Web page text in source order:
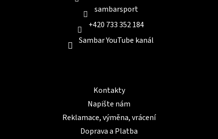
sambarsport
+420 733 352 184
Sambar YouTube kanál
Kontakty
Napište nám
Reklamace, výměna, vrácení
Doprava a Platba